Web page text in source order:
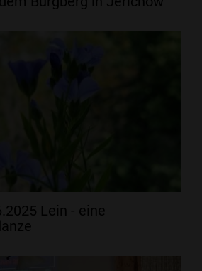
Lein - eine